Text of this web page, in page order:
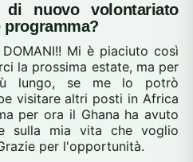
nuovo volontariato
Mi è piaciuto così
la prossima estate, ma per
lungo, se me lo potrò
visitare altri posti in Africa
per ora il Ghana ha avuto
sulla mia vita che voglio
per l'opportunità.